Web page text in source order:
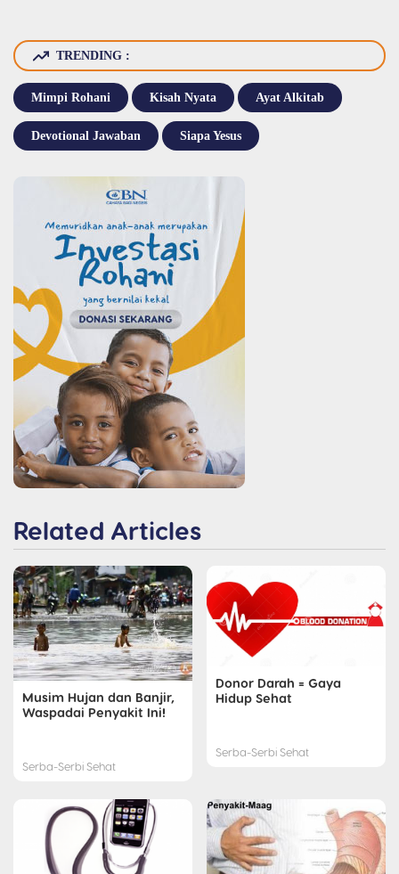
TRENDING :
Mimpi Rohani Kisah Nyata Ayat Alkitab
Devotional Jawaban Siapa Yesus
Related Articles
Musim Hujan dan Banjir,
Waspadai Penyakit Ini!
Serba-Serbi Sehat
Donor Darah = Gaya
Hidup Sehat
Serba-Serbi Sehat